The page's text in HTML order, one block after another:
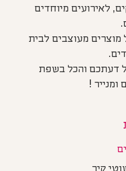
לאירועים מיוחדים
מעוצבים לבית
דעתכם והכל בשפת
ומנייר !